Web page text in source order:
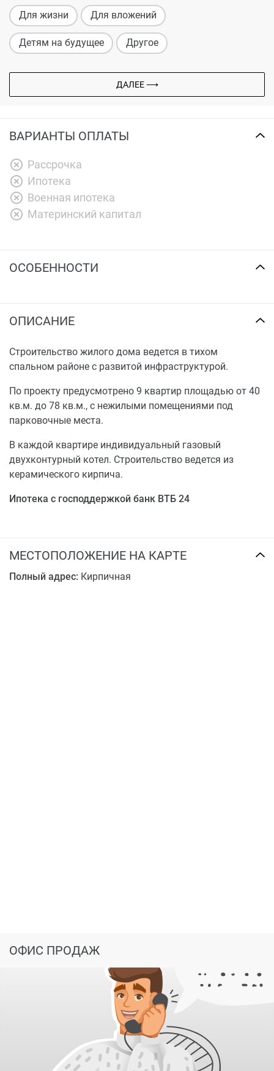
Для жизни Для вложений
Детям на будущее Другое
ДАЛЕЕ ⟶
ВАРИАНТЫ ОПЛАТЫ
Рассрочка
Ипотека
Военная ипотека
Материнский капитал
ОСОБЕННОСТИ
ОПИСАНИЕ
Строительство жилого дома ведется в тихом
спальном районе с развитой инфраструктурой.
По проекту предусмотрено 9 квартир площадью от 40
кв.м. до 78 кв.м., с нежилыми помещениями под
парковочные места.
В каждой квартире индивидуальный газовый
двухконтурный котел. Строительство ведется из
керамического кирпича.
Ипотека с господдержкой банк ВТБ 24
МЕСТОПОЛОЖЕНИЕ НА КАРТЕ
Полный адрес: Кирпичная
ОФИС ПРОДАЖ